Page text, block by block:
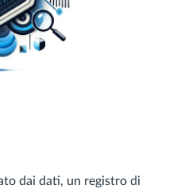
dai dati, un registro di